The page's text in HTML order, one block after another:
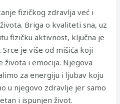
fizičkog zdravlja već i
Briga o kvaliteti sna, uz
fizičku aktivnost, ključna je
je više od mišića koji
života i emocija. Njegova
za energiju i ljubav koju
u njegovo zdravlje jer samo
i ispunjen život.